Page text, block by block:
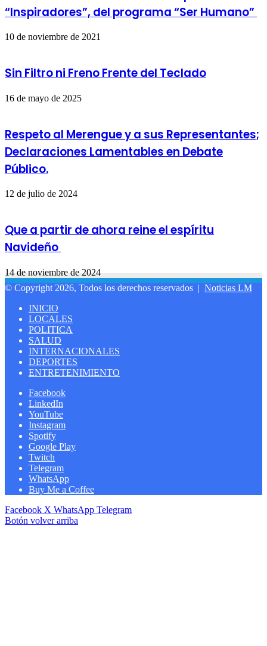
“Inspiradores”, del programa “Ser Humano”
10 de noviembre de 2021
Sin Filtro ni Freno Frente del Teclado
16 de mayo de 2025
Respeto al Merengue y a sus Representantes;
Declaraciones Lamentables en Debate
Público.
12 de julio de 2024
Que a partir de ahora reine el espíritu
Navideño
14 de noviembre de 2024
© Copyright 2026, Todos los derechos reservados | Noticias LM
INICIO
LOCALES
POLITICA
SALUD
INTERNACIONALES
DEPORTES
ENTRETENIMIENTO
Facebook
LinkedIn
YouTube
Instagram
Spotify
Google Play
Twitch
Telegram
WhatsApp
Buy Me a Coffee
Facebook X WhatsApp Telegram
Botón volver arriba